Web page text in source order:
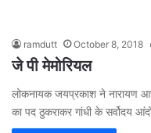
ramdutt October 8, 2018
जे पी मेमोरियल
लोकनायक जयप्रकाश ने नारायण
का पद ठुकराकर गांधी के सर्वोदय